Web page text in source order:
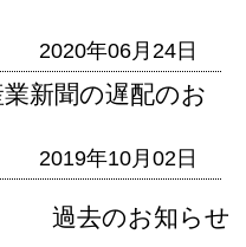
2020年06月24日
新聞の遅配のお
2019年10月02日
過去のお知らせ